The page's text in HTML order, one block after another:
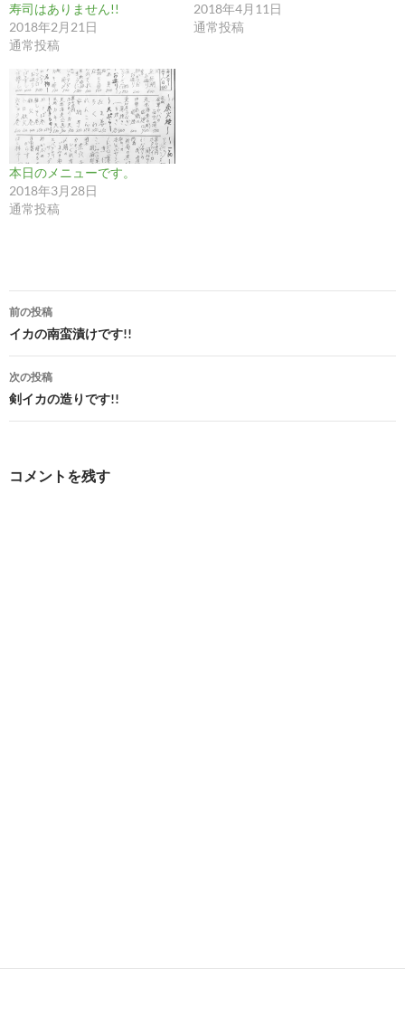
寿司はありません!!
2018年2月21日
通常投稿
2018年4月11日
通常投稿
本日のメニューです。
2018年3月28日
通常投稿
投
稿
ナ
ビ
前の投稿
イカの南蛮漬けです!!
次の投稿
剣イカの造りです!!
コメントを残す